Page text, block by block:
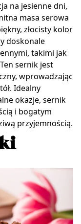
na jesienne dni,
masa serowa
złocisty kolor
doskonale
takimi jak
sernik jest
wprowadzając
Idealny
okazje, sernik
i bogatym
przyjemnością.